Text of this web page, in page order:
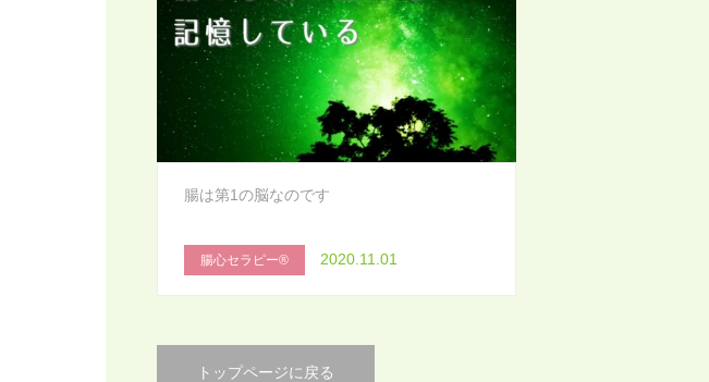
腸は第1の脳なのです
腸心セラピー® 2020.11.01
トップページに戻る